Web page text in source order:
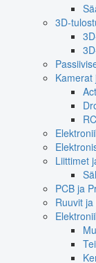
3D-
Liittimet
PCB ja
Ruuvit